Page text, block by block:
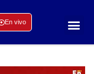
En vivo